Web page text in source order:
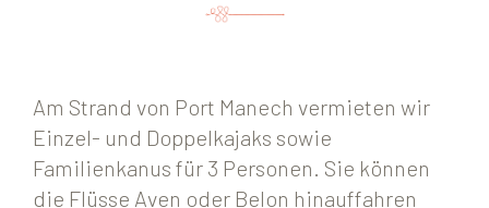
Am Strand von Port Manech vermieten wir
Einzel- und Doppelkajaks sowie
Familienkanus für 3 Personen. Sie können
die Flüsse Aven oder Belon hinauffahren